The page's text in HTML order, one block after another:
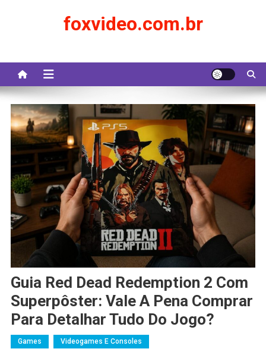
foxvideo.com.br
Guia Red Dead Redemption 2 Com
Superpôster: Vale A Pena Comprar
Para Detalhar Tudo Do Jogo?
Games Videogames E Consoles